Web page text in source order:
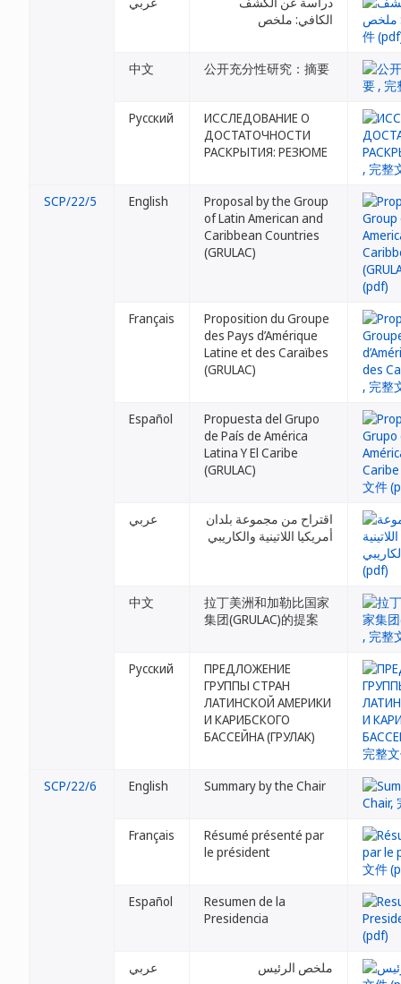
الكافي: ملخص
中文 公开充分性研究：摘要
Русский
ИССЛЕДОВАНИЕ О
ДОСТАТОЧНОСТИ
РАСКРЫТИЯ: РЕЗЮМЕ
SCP/22/5 English
Proposal by the Group
of Latin American and
Caribbean Countries
(GRULAC)
Français
Proposition du Groupe
des Pays d’Amérique
Latine et des Caraïbes
(GRULAC)
Español
Propuesta del Grupo
de País de América
Latina Y El Caribe
(GRULAC)
عربي
اقتراح من مجموعة بلدان
أمريكيا اللاتينية والكاريبي
中文
拉丁美洲和加勒比国家
集团(GRULAC)的提案
Русский
ПРЕДЛОЖЕНИЕ
ГРУППЫ СТРАН
ЛАТИНСКОЙ АМЕРИКИ
И КАРИБСКОГО
БАССЕЙНА (ГРУЛАК)
SCP/22/6 English Summary by the Chair
Français
Résumé présenté par
le président
Español
Resumen de la
Presidencia
عربي ملخص الرئيس